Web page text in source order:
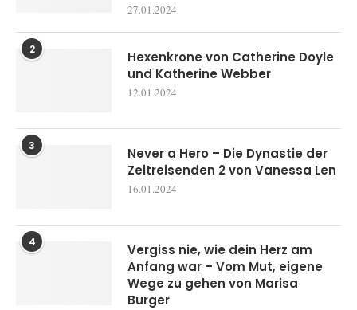
27.01.2024
2
Hexenkrone von Catherine Doyle
und Katherine Webber
12.01.2024
3
Never a Hero – Die Dynastie der
Zeitreisenden 2 von Vanessa Len
16.01.2024
4
Vergiss nie, wie dein Herz am
Anfang war – Vom Mut, eigene
Wege zu gehen von Marisa
Burger